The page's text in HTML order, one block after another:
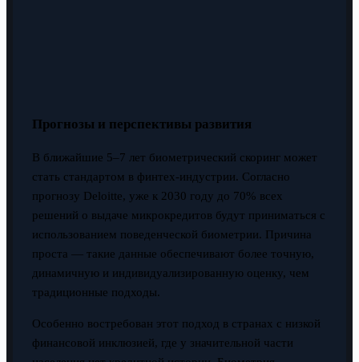
Прогнозы и перспективы развития
В ближайшие 5–7 лет биометрический скоринг может
стать стандартом в финтех-индустрии. Согласно
прогнозу Deloitte, уже к 2030 году до 70% всех
решений о выдаче микрокредитов будут приниматься с
использованием поведенческой биометрии. Причина
проста — такие данные обеспечивают более точную,
динамичную и индивидуализированную оценку, чем
традиционные подходы.
Особенно востребован этот подход в странах с низкой
финансовой инклюзией, где у значительной части